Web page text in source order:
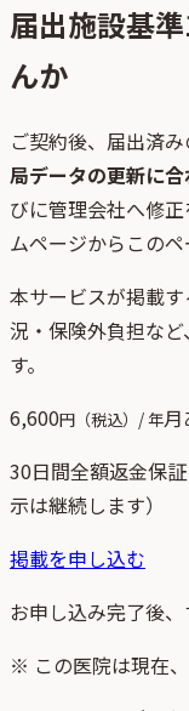
届出施設基準
んか
ご契約後、 届出済み
局データの更新に
びに管理会社へ修
ムページからこのペ
本サービスが掲載
況・保険外負担な
す。
6,600円（税込）/ 年月
30日間全額返金保
示は継続します）
掲載を申し込む
お申し込み完了後
※ この医院は現在